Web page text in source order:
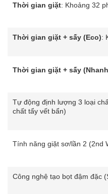
Thời gian giặt: Khoảng 32
Thời gian giặt + sấy (Eco):
Thời gian giặt + sấy
Tự động định lượng 3 loại
chất tẩy vết bẩn)
Tính năng giặt sơ/lần 2 (2nd
Công nghệ tạo bọt đậm đặc